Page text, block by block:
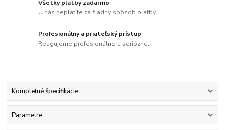
Všetky platby zadarmo
U nás neplatíte za žiadny spôsob platby.
Profesionálny a priateľský prístup
Reagujeme profesionálne a seriózne.
Kompletné špecifikácie
Parametre